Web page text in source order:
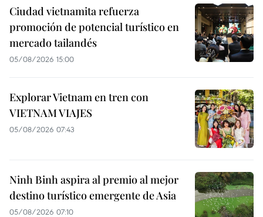
Ciudad vietnamita refuerza
promoción de potencial turístico en
mercado tailandés
05/08/2026 15:00
Explorar Vietnam en tren con
VIETNAM VIAJES
05/08/2026 07:43
Ninh Binh aspira al premio al mejor
destino turístico emergente de Asia
05/08/2026 07:10